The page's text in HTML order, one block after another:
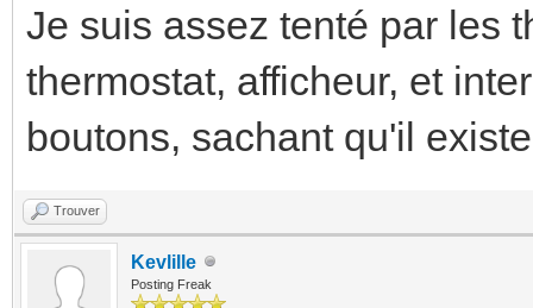
Je suis assez tenté par les
thermostat, afficheur, et
boutons, sachant qu'il
Trouver
Kevlille
Posting Freak